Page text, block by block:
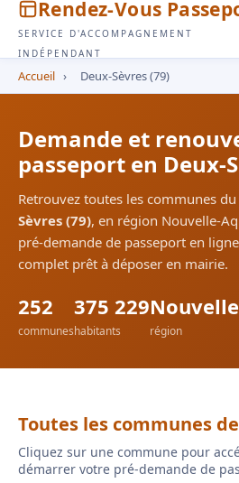
Rendez-Vous
SERVICE D'ACCOMPAGNEMENT
INDÉPENDANT
Accueil › Deux-Sèvres (79)
Demande et
passeport en Deux-
Retrouvez toutes les communes
Sèvres (79), en région Nouvelle-
pré-demande de passeport en
complet prêt à déposer en mairie.
252
communes
375 229
habitants région
Toutes les communes
Cliquez sur une commune pour
démarrer votre pré-demande de